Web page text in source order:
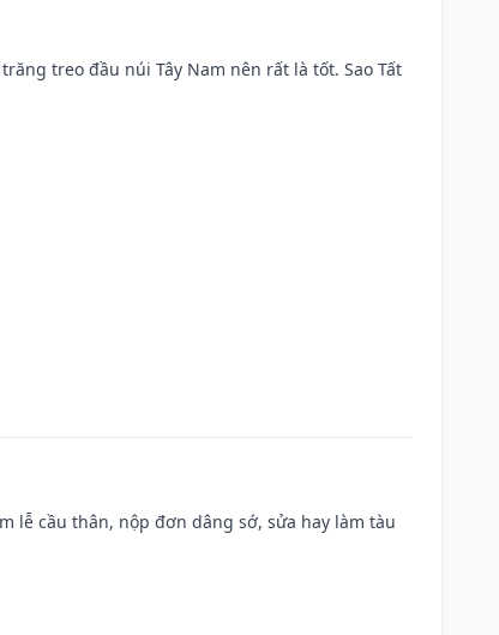
treo đầu núi Tây Nam nên rất là tốt. Sao Tất
lễ cầu thân, nộp đơn dâng sớ, sửa hay làm tàu